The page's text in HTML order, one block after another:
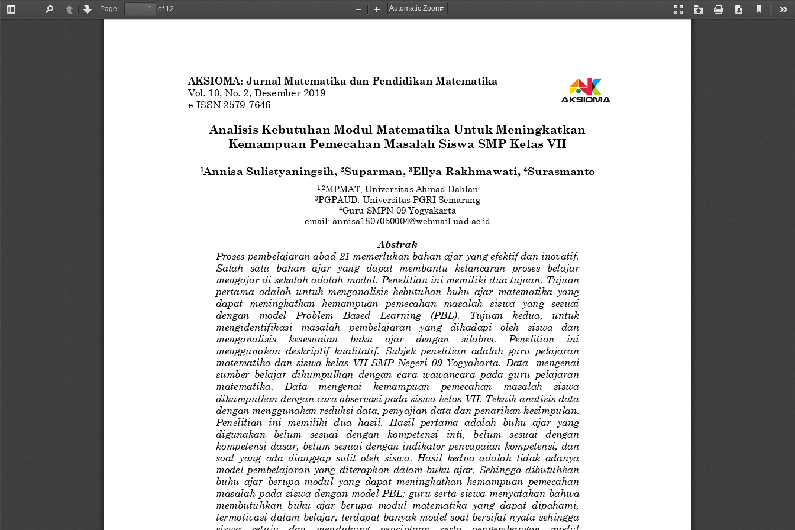
Toggle
PreviousNext
Page:
of 12
Presentation
Open Print Download
Current
Zoom
Zoom
AKSIOMA: Jurnal Matematika dan Pendidikan Matematika
Vol 10 , No. 2 Desember 2019
e-ISSN 2579-7646
Analisis Kebutuhan Modul Matematika Untuk Meningkatkan
Kemampuan Pemecahan Masalah Siswa SMP Kelas VII
1Annisa Sulistyaningsih, 2Suparman, 3Ellya Rakhmawati, 4Surasmanto
1 ,2MPMAT, Universitas Ahmad Dahlan
3PGPAUD, Universitas PGRI Semarang
4Guru SMPN 09 Yogyakarta
email: annisa1807050004@webmail.uad.ac.id
Abstrak
Proses pembelajaran abad 21 memerlukan bahan ajar yang efektif dan inovatif.
Salah   satu   bahan  ajar   yang  dapat   membantu   kelancaran  proses   belajar
mengajar di sekolah adalah modul. Penelitian ini memiliki dua tujuan. Tujuan
pertama  adalah  untuk  menganalisis  kebutuhan  buku  ajar  matematika  yang
dapat   meningkatkan   kemampuan   pemecahan   masalah   siswa   yang   sesuai
dengan   model   Problem   Based   Learning   (PBL).   Tujuan   kedua,   untuk
mengidentifikasi   masalah   pembelajaran   yang   dihadapi   oleh   siswa   dan
menganalisis    kesesuaian    buku    ajar    dengan    silabus.    Penelitian    ini
menggunakan  deskriptif  kualitatif.  Subjek  penelitian  adalah  guru  pelajaran
matematika  dan  siswa  kelas  VII  SMP  Negeri  09  Yogyakarta. Data    mengenai
sumber  belajar  dikumpulkan  dengan  cara  wawancara  pada  guru  pelajaran
matematika.    Data    mengenai    kemampuan    pemecahan    masalah    siswa
dikumpulkan dengan cara observasi pada siswa kelas VII. Teknik analisis data
dengan menggunakan reduksi data, penyajian data dan penarikan kesimpulan.
Penelitian  ini  memiliki  dua  hasil.  Hasil  pertama  adalah  buku  ajar  yang
digunakan   belum   sesuai   dengan   kompetensi   inti,   belum   sesuai   dengan
kompetensi dasar, belum sesuai dengan indikator pencapaian kompetensi, dan
soal  yang  ada  dianggap  sulit  oleh  siswa.  Hasil  kedua  adalah  tidak  adanya
model  pembelajaran  yang  diterapkan  dalam  buku  ajar.  Sehingga  dibutuhkan
buku  ajar  berupa  modul  yang  dapat  meningkatkan  kemampuan  pemecahan
masalah pada siswa dengan model PBL; guru serta siswa menyatakan bahwa
membutuhkan  buku  ajar  berupa  modul  matematika  yang  dapat  dipahami,
termotivasi dalam belajar, terdapat banyak model soal bersifat nyata sehingga